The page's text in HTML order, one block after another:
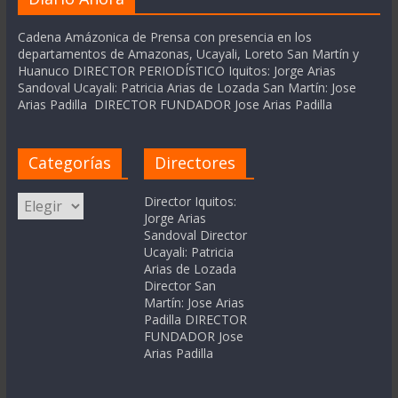
Cadena Amázonica de Prensa con presencia en los
departamentos de Amazonas, Ucayali, Loreto San Martín y
Huanuco DIRECTOR PERIODÍSTICO Iquitos: Jorge Arias
Sandoval Ucayali: Patricia Arias de Lozada San Martín: Jose
Arias Padilla DIRECTOR FUNDADOR Jose Arias Padilla
Categorías
Categorías
Directores
Director Iquitos:
Jorge Arias
Sandoval Director
Ucayali: Patricia
Arias de Lozada
Director San
Martín: Jose Arias
Padilla DIRECTOR
FUNDADOR Jose
Arias Padilla